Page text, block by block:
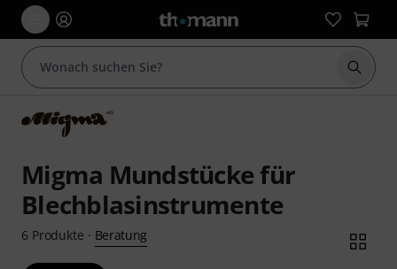
Suche
Migma Mundstücke für
Blechblasinstrumente
6 Produkte · Beratung